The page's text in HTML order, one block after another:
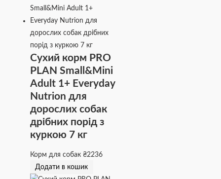
Сухий корм PRO
PLAN Small&Mini
Adult 1+ Everyday
Nutrion для
дорослих собак
дрібних порід з
куркою 7 кг
Корм для собак₴2236
Додати в кошик